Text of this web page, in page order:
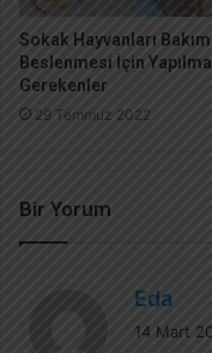
Sokak Hayvanları
Beslenmesi İçin
Gerekenler
29 Temmuz 2022
Bir Yorum
Eda
14 Mart